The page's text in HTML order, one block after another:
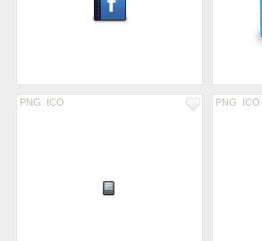
PNG ICO PNG ICO